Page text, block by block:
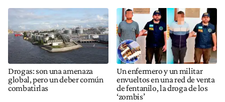
Drogas: son una amenaza
global, pero un deber común
combatirlas
Un enfermero y un militar
envueltos en una red de venta
de fentanilo, la droga de los
‘zombis’